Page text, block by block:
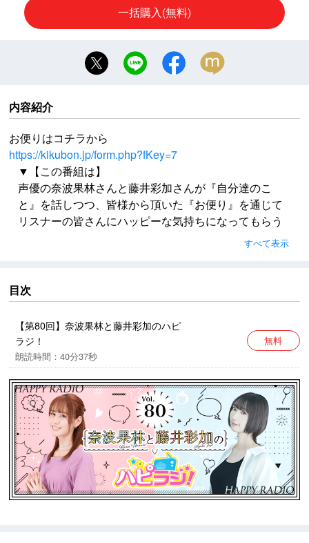
一括購入(無料)
内容紹介
お便りはコチラから
https://kikubon.jp/form.php?fKey=7
▼【この番組は】
声優の奈波果林さんと藤井彩加さんが『自分達のこ
と』を話しつつ、皆様から頂いた『お便り』を通じて
リスナーの皆さんにハッピーな気持ちになってもらう
時々、番組内で『言葉』のチャンバラや殺陣を行うこ
リスナーの皆に元気を出して貰ったり＆逆に励まして
貰ったりもすることもあるかも？
お便りはコチラから
https://kikubon.jp/form.php?fKey=7
楽曲提供：ハサミマン / 後藤まりこ
▼【パーソナリティ】
奈波 果林（Karin Nanami）
誕生日：1月7日
出身地：北海道
方言：北海道弁
血液型：A型
趣味・特技：ミニチュアフィギュア収集、スポーツチ
すべて表示
目次
【第80回】奈波果林と藤井彩加のハピ
ラジ！
朗読時間：40分37秒
無料